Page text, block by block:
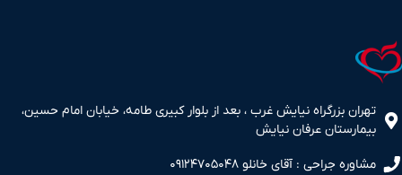
بزرگراه نیایش غرب ، بعد از بلوار کبیری طامه، خیابان امام حسین،
عرفان نیایش
جراحی : آقای خانلو ۰۹۱۲۴۷۰۵۰۴۸